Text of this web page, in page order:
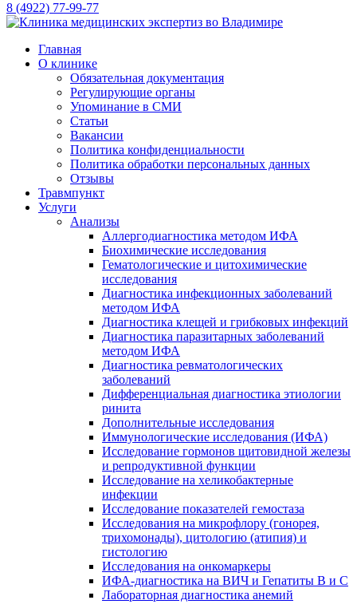
8 (4922) 77-99-77
Главная
О клинике
Обязательная документация
Регулирующие органы
Упоминание в СМИ
Статьи
Вакансии
Политика конфиденциальности
Политика обработки персональных данных
Отзывы
Травмпункт
Услуги
Анализы
Аллергодиагностика методом ИФА
Биохимические исследования
Гематологические и цитохимические
исследования
Диагностика инфекционных заболеваний
методом ИФА
Диагностика клещей и грибковых инфекций
Диагностика паразитарных заболеваний
методом ИФА
Диагностика ревматологических
заболеваний
Дифференциальная диагностика этиологии
ринита
Дополнительные исследования
Иммунологические исследования (ИФА)
Исследование гормонов щитовидной железы
и репродуктивной функции
Исследование на хеликобактерные
инфекции
Исследование показателей гемостаза
Исследования на микрофлору (гонорея,
трихомонады), цитологию (атипия) и
гистологию
Исследования на онкомаркеры
ИФА-диагностика на ВИЧ и Гепатиты B и C
Лабораторная диагностика анемий